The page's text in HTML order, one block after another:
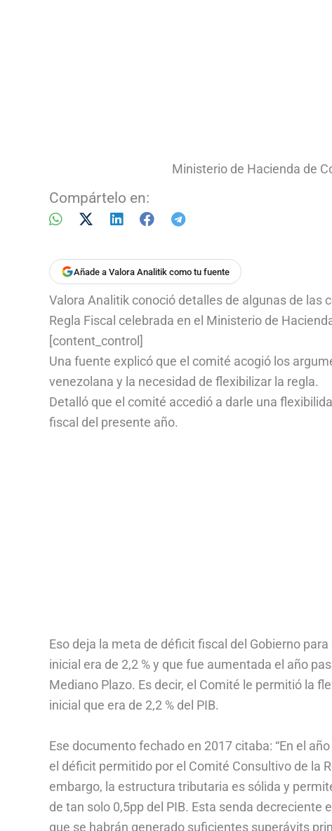
Ministerio de Hacienda de
Compártelo en:
Añade a Valora Analitik como tu fuente
Valora Analitik conoció detalles de algunas de las
Regla Fiscal celebrada en el Ministerio de
[content_control]
Una fuente explicó que el comité acogió los
venezolana y la necesidad de flexibilizar la regla.
Detalló que el comité accedió a darle una
fiscal del presente año.
Eso deja la meta de déficit fiscal del Gobierno
inicial era de 2,2 % y que fue aumentada el año
Mediano Plazo. Es decir, el Comité le permitió la
inicial que era de 2,2 % del PIB.
Ese documento fechado en 2017 citaba: “En el
el déficit permitido por el Comité Consultivo de la
embargo, la estructura tributaria es sólida y
de tan solo 0,5pp del PIB. Esta senda
que se habrán generado suficientes superávits